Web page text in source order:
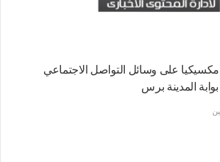
على وسائل التواصل الاجتماعي
المدينة برس